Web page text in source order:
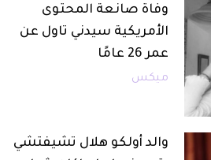
وفاة صانعة المحتوى
الأمريكية سيدني تاول عن
عمر 26 عامًا
ميكس
والد أولكو هلال تشيفتشي